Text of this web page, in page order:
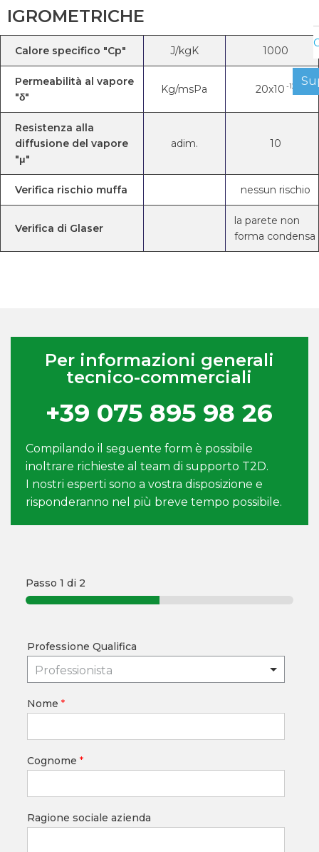
IGROMETRICHE
Calore specifico "Cp" J/kgK 1000
Permeabilità al vapore
"δ"
Kg/msPa 20x10 -12
Resistenza alla
diffusione del vapore
"μ"
adim. 10
Verifica rischio muffa nessun rischio
Verifica di Glaser
la parete non
forma condensa
Per informazioni generali
tecnico-commerciali
+39 075 895 98 26
Compilando il seguente form è possibile
inoltrare richieste al team di supporto T2D.
I nostri esperti sono a vostra disposizione e
risponderanno nel più breve tempo possibile.
Passo 1 di 2
Professione Qualifica
Professionista
Nome *
Cognome *
Ragione sociale azienda